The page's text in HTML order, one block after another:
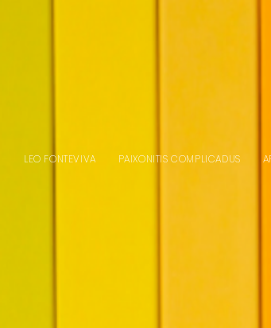
LEO FONTEVIVA PAIXONITIS COMPLICADUS